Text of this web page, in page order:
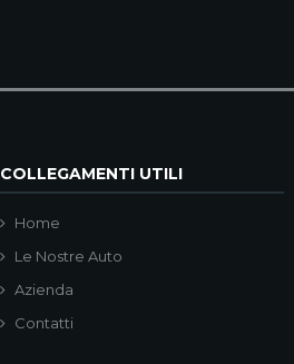
COLLEGAMENTI UTILI
Home
Le Nostre Auto
Azienda
Contatti